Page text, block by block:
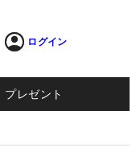
ログイン
プレゼント